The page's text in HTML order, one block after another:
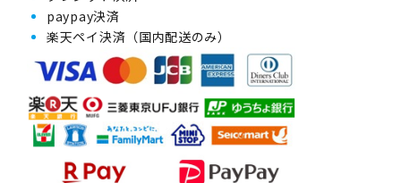
paypay決済
楽天ペイ決済（国内配送のみ）